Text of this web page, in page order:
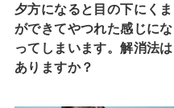
夕方になると目の下にくま
ができてやつれた感じにな
ってしまいます。解消法は
ありますか？